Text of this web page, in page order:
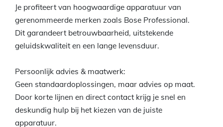
Je profiteert van hoogwaardige apparatuur van
gerenommeerde merken zoals Bose Professional.
Dit garandeert betrouwbaarheid, uitstekende
geluidskwaliteit en een lange levensduur.
Persoonlijk advies & maatwerk:
Geen standaardoplossingen, maar advies op maat.
Door korte lijnen en direct contact krijg je snel en
deskundig hulp bij het kiezen van de juiste
apparatuur.